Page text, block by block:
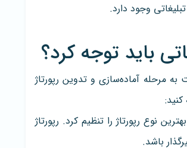
وجود دارد.
باید توجه کرد؟
به مرحله آماده‌سازی و تدوین رپورتاژ
نوع رپورتاژ را تنظیم کرد. رپورتاژ